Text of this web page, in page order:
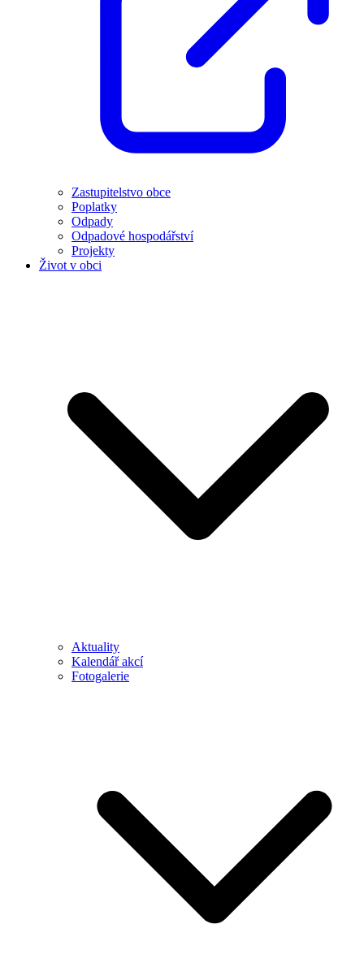
Zastupitelstvo obce
Poplatky
Odpady
Odpadové hospodářství
Projekty
Život v obci
Aktuality
Kalendář akcí
Fotogalerie